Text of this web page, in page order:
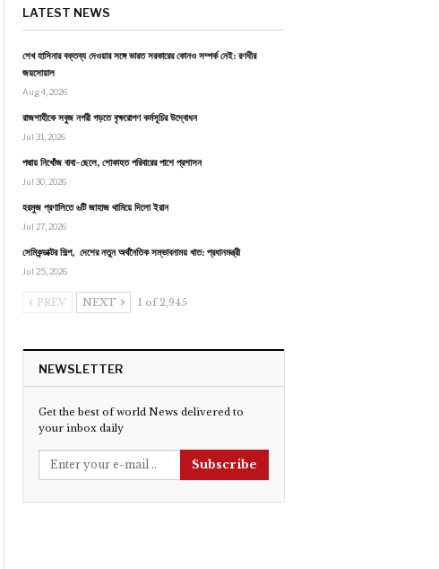
LATEST NEWS
শেখ হাসিনার বক্তব্য দেওয়ার সঙ্গে ভারত সরকারের কোনও সম্পর্ক নেই: রণধীর
জয়সোয়াল
Aug 4, 2026
রাজশাহীকে সবুজ নগরী গড়তে বৃক্ষরোপণ কর্মসূচির উদ্বোধন
Jul 31, 2026
পদ্মায় নিখোঁজ বাবা-ছেলে, শোকাহত পরিবারের পাশে প্রশাসন
Jul 30, 2026
হরমুজ প্রণালিতে ৬টি জাহাজ থামিয়ে দিলো ইরান
Jul 27, 2026
সেমিকন্ডাক্টর শিল্প, দেশের নতুন অর্থনৈতিক সম্ভাবনাময় খাত: প্রধানমন্ত্রী
Jul 25, 2026
PREV NEXT 1 of 2,945
NEWSLETTER
Get the best of world News delivered to
your inbox daily
Subscribe